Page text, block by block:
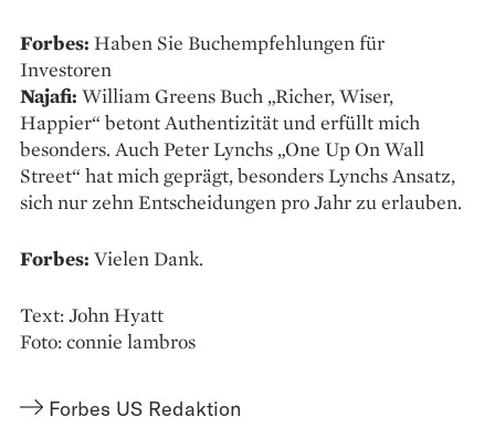
Forbes: Haben Sie Buchempfehlungen für
Investoren
Najafi: William Greens Buch „Richer, Wiser,
Happier“ betont Authentizität und erfüllt mich
besonders. Auch Peter Lynchs „One Up On Wall
Street“ hat mich geprägt, besonders Lynchs Ansatz,
sich nur zehn Entscheidungen pro Jahr zu erlauben.
Forbes: Vielen Dank.
Text: John Hyatt
Foto: connie lambros
Forbes US Redaktion